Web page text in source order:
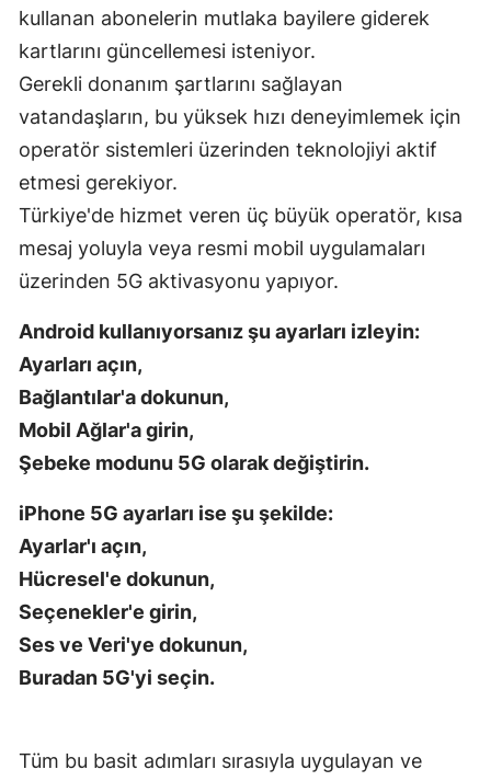
Zonguldak
Aksaray
Karaman
Kırıkkale
kullanan abonelerin mutlaka bayilere giderek
kartlarını güncellemesi isteniyor.
Gerekli donanım şartlarını sağlayan
vatandaşların, bu yüksek hızı deneyimlemek için
operatör sistemleri üzerinden teknolojiyi aktif
etmesi gerekiyor.
Türkiye'de hizmet veren üç büyük operatör, kısa
mesaj yoluyla veya resmi mobil uygulamaları
üzerinden 5G aktivasyonu yapıyor.
Android kullanıyorsanız şu ayarları izleyin:
Ayarları açın,
Bağlantılar'a dokunun,
Mobil Ağlar'a girin,
Şebeke modunu 5G olarak değiştirin.
iPhone 5G ayarları ise şu şekilde:
Ayarlar'ı açın,
Hücresel'e dokunun,
Seçenekler'e girin,
Ses ve Veri'ye dokunun,
Buradan 5G'yi seçin.
Tüm bu basit adımları sırasıyla uygulayan ve